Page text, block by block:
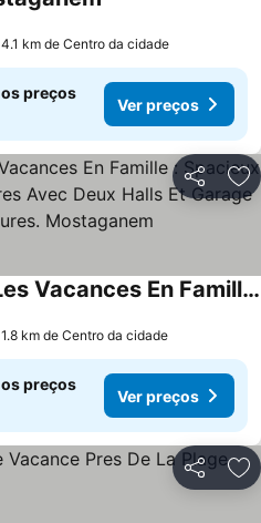
km de Centro da cidade
preços
Ver preços
Partilhar
Location Ideale Pour Les Vacances En Famille : Spacieux Appartement De 4 Chambres Avec Deux Halls Et Garage Pour Deux Voitures. Mostaganem
km de Centro da cidade
preços
Ver preços
Partilhar